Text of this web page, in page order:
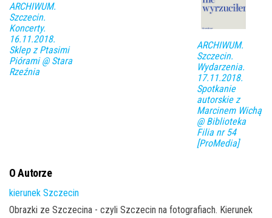
ARCHIWUM.
Szczecin.
Koncerty.
16.11.2018.
Sklep z Ptasimi
Piórami @ Stara
Rzeźnia
ARCHIWUM.
Szczecin.
Wydarzenia.
17.11.2018.
Spotkanie
autorskie z
Marcinem Wichą
@ Biblioteka
Filia nr 54
[ProMedia]
O Autorze
kierunek Szczecin
Obrazki ze Szczecina - czyli Szczecin na fotografiach. Kierunek